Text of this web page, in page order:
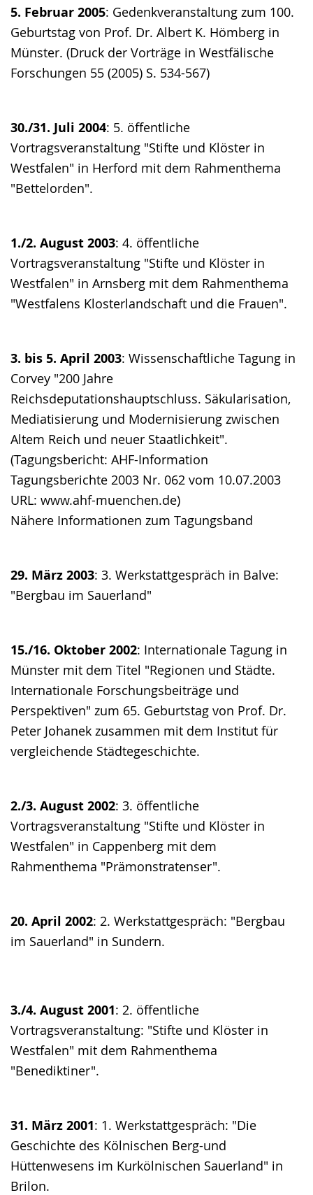
5. Februar 2005: Gedenkveranstaltung zum 100.
Geburtstag von Prof. Dr. Albert K. Hömberg in
Münster. (Druck der Vorträge in Westfälische
Forschungen 55 (2005) S. 534-567)
30./31. Juli 2004: 5. öffentliche
Vortragsveranstaltung "Stifte und Klöster in
Westfalen" in Herford mit dem Rahmenthema
"Bettelorden".
1./2. August 2003: 4. öffentliche
Vortragsveranstaltung "Stifte und Klöster in
Westfalen" in Arnsberg mit dem Rahmenthema
"Westfalens Klosterlandschaft und die Frauen".
3. bis 5. April 2003: Wissenschaftliche Tagung in
Corvey "200 Jahre
Reichsdeputationshauptschluss. Säkularisation,
Mediatisierung und Modernisierung zwischen
Altem Reich und neuer Staatlichkeit".
(Tagungsbericht: AHF-Information
Tagungsberichte 2003 Nr. 062 vom 10.07.2003
URL: www.ahf-muenchen.de)
Nähere Informationen zum Tagungsband
29. März 2003: 3. Werkstattgespräch in Balve:
"Bergbau im Sauerland"
15./16. Oktober 2002: Internationale Tagung in
Münster mit dem Titel "Regionen und Städte.
Internationale Forschungsbeiträge und
Perspektiven" zum 65. Geburtstag von Prof. Dr.
Peter Johanek zusammen mit dem Institut für
vergleichende Städtegeschichte.
2./3. August 2002: 3. öffentliche
Vortragsveranstaltung "Stifte und Klöster in
Westfalen" in Cappenberg mit dem
Rahmenthema "Prämonstratenser".
20. April 2002: 2. Werkstattgespräch: "Bergbau
im Sauerland" in Sundern.
3./4. August 2001: 2. öffentliche
Vortragsveranstaltung: "Stifte und Klöster in
Westfalen" mit dem Rahmenthema
"Benediktiner".
31. März 2001: 1. Werkstattgespräch: "Die
Geschichte des Kölnischen Berg-und
Hüttenwesens im Kurkölnischen Sauerland" in
Brilon.